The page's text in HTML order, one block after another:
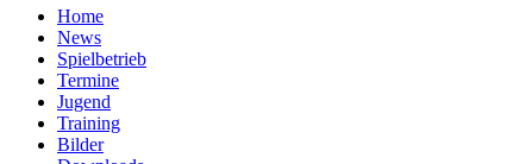
Home
News
Spielbetrieb
Termine
Jugend
Training
Bilder